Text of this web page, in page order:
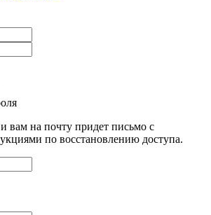
вам на почту придет письмо с
по восстановлению доступа.